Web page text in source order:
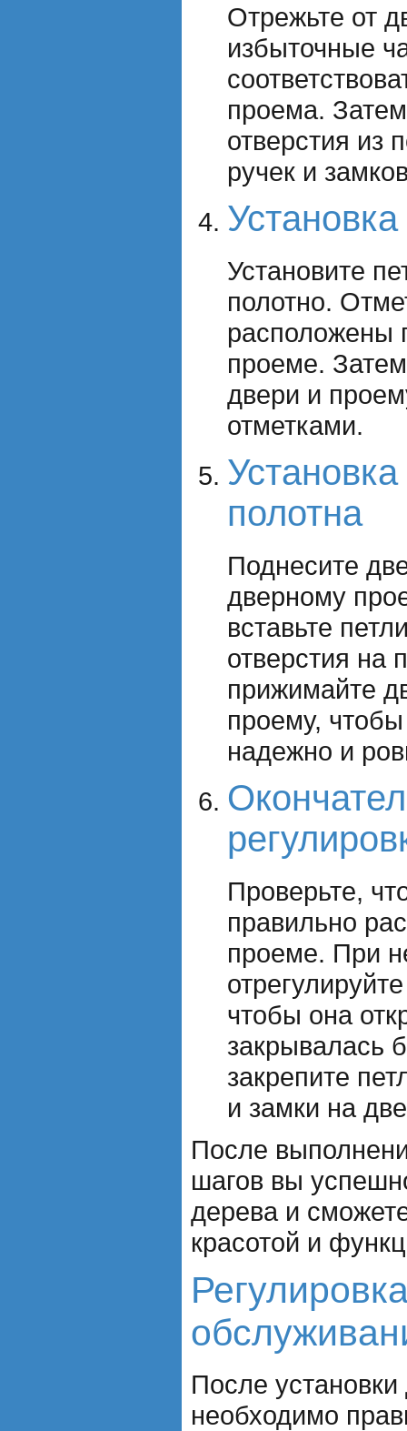
Отрежьте от
избыточные
проема.
отверстия из
ручек и
Установите
полотно.
расположены
проеме.
двери и
отметками.
полотна
Поднесите
дверному
вставьте
отверстия на
прижимайте
проему, чтобы
надежно и
Проверьте,
правильно
проеме. При
чтобы она
закрывалась
закрепите
и замки на
После
шагов вы
дерева и
красотой и
После
необходимо